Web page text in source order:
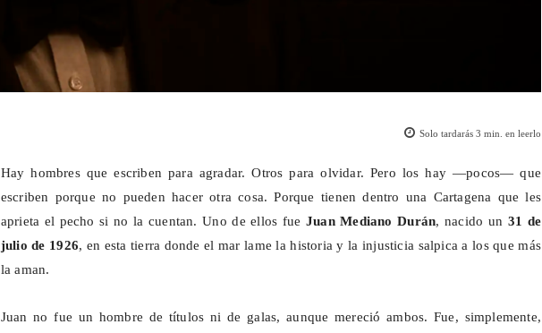
Solo tardarás3 min. en leerlo
Hay hombres que escriben para agradar. Otros para olvidar. Pero los hay —pocos— que
escriben porque no pueden hacer otra cosa. Porque tienen dentro una Cartagena que les
aprieta el pecho si no la cuentan. Uno de ellos fue Juan Mediano Durán, nacido un 31 de
julio de 1926, en esta tierra donde el mar lame la historia y la injusticia salpica a los que más
la aman.
Juan no fue un hombre de títulos ni de galas, aunque mereció ambos. Fue, simplemente,